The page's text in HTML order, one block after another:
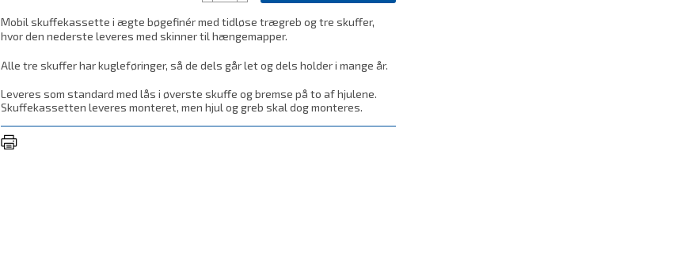
Mobil skuffekassette i ægte bøgefinér med tidløse trægreb og tre skuffer,
hvor den nederste leveres med skinner til hængemapper.
Alle tre skuffer har kugleføringer, så de dels går let og dels holder i mange år.
Leveres som standard med lås i øverste skuffe og bremse på to af hjulene.
Skuffekassetten leveres monteret, men hjul og greb skal dog monteres.